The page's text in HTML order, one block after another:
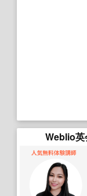
Weblio英